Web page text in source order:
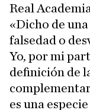
Real
«Dicho de
falsedad o
Yo, por mi
definición de
es una